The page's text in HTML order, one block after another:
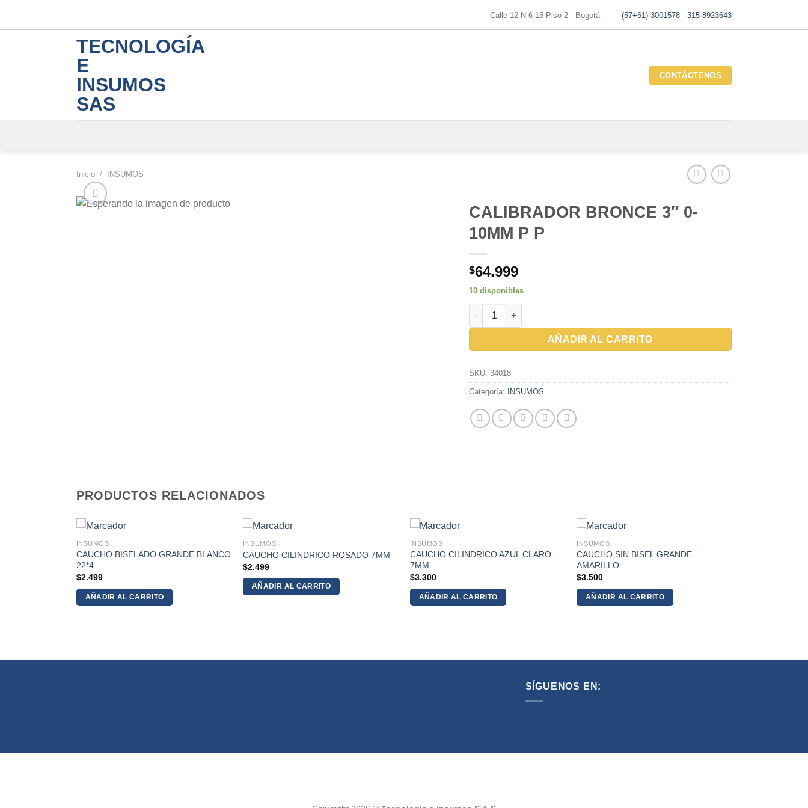
Calle 12 N 6-15 Piso 2 - Bogotá (57+61) 3001578 - 315 8923643
TECNOLOGÍA
E
INSUMOS
SAS
CONTÁCTENOS
Inicio / INSUMOS
CALIBRADOR BRONCE 3″ 0-
10MM P P
$64.999
10 disponibles
CALIBRADOR BRONCE 3" 0-10MM P P cantidad
AÑADIR AL CARRITO
SKU:34018
Categoría: INSUMOS
PRODUCTOS RELACIONADOS
INSUMOS
CAUCHO BISELADO GRANDE BLANCO
22*4
$2.499
AÑADIR AL CARRITO
INSUMOS
CAUCHO CILINDRICO ROSADO 7MM
$2.499
AÑADIR AL CARRITO
INSUMOS
CAUCHO CILINDRICO AZUL CLARO
7MM
$3.300
AÑADIR AL CARRITO
INSUMOS
CAUCHO SIN BISEL GRANDE
AMARILLO
$3.500
AÑADIR AL CARRITO
SÍGUENOS EN: